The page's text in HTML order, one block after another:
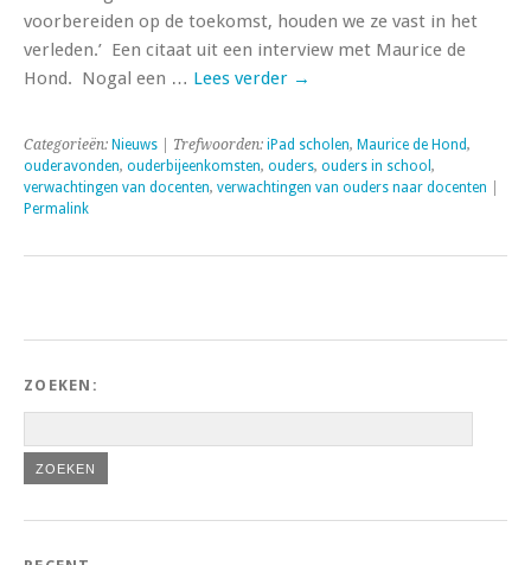
voorbereiden op de toekomst, houden we ze vast in het
verleden.’ Een citaat uit een interview met Maurice de
Hond. Nogal een … Lees verder →
Categorieën: Nieuws | Trefwoorden: iPad scholen, Maurice de Hond,
ouderavonden, ouderbijeenkomsten, ouders, ouders in school ,
verwachtingen van docenten, verwachtingen van ouders naar docenten
Permalink
ZOEKEN: